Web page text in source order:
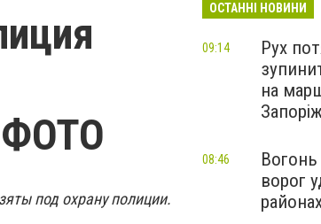
ФОТО
под охрану полиции.
ОСТАННІ НОВИНИ
Рух
на
09:14
Вогонь
ворог
08:46